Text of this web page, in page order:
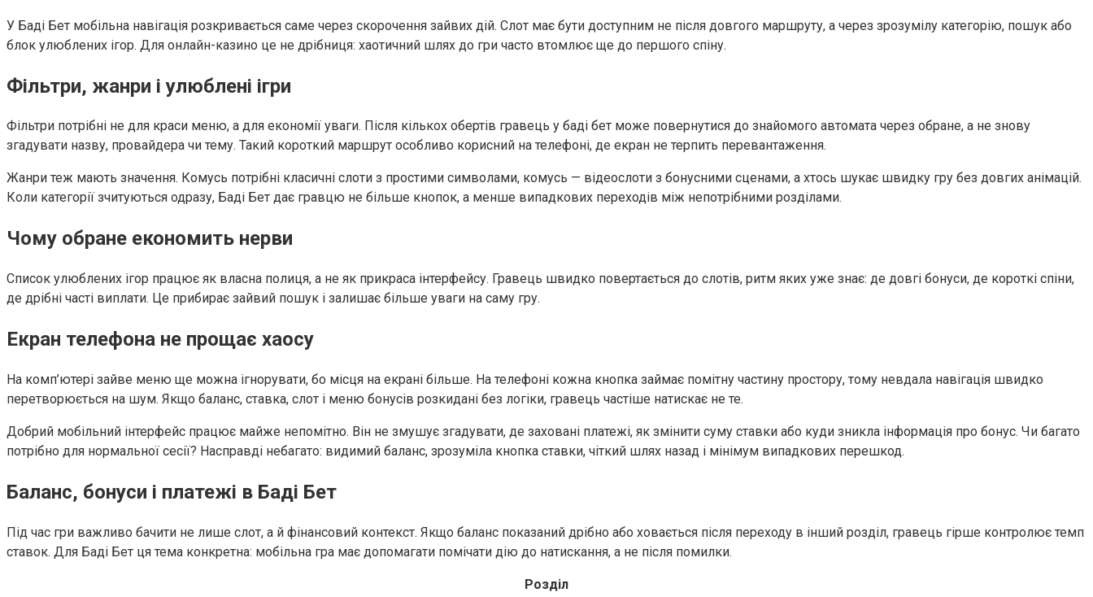
У Баді Бет мобільна навігація розкривається саме через скорочення зайвих дій. Слот має бути доступним не після довгого маршруту, а через зрозумілу категорію, пошук або
блок улюблених ігор. Для онлайн-казино це не дрібниця: хаотичний шлях до гри часто втомлює ще до першого спіну.
Фільтри, жанри і улюблені ігри
Фільтри потрібні не для краси меню, а для економії уваги. Після кількох обертів гравець у баді бет може повернутися до знайомого автомата через обране, а не знову
згадувати назву, провайдера чи тему. Такий короткий маршрут особливо корисний на телефоні, де екран не терпить перевантаження.
Жанри теж мають значення. Комусь потрібні класичні слоти з простими символами, комусь — відеослоти з бонусними сценами, а хтось шукає швидку гру без довгих анімацій.
Коли категорії зчитуються одразу, Баді Бет дає гравцю не більше кнопок, а менше випадкових переходів між непотрібними розділами.
Чому обране економить нерви
Список улюблених ігор працює як власна полиця, а не як прикраса інтерфейсу. Гравець швидко повертається до слотів, ритм яких уже знає: де довгі бонуси, де короткі спіни,
де дрібні часті виплати. Це прибирає зайвий пошук і залишає більше уваги на саму гру.
Екран телефона не прощає хаосу
На комп’ютері зайве меню ще можна ігнорувати, бо місця на екрані більше. На телефоні кожна кнопка займає помітну частину простору, тому невдала навігація швидко
перетворюється на шум. Якщо баланс, ставка, слот і меню бонусів розкидані без логіки, гравець частіше натискає не те.
Добрий мобільний інтерфейс працює майже непомітно. Він не змушує згадувати, де заховані платежі, як змінити суму ставки або куди зникла інформація про бонус. Чи багато
потрібно для нормальної сесії? Насправді небагато: видимий баланс, зрозуміла кнопка ставки, чіткий шлях назад і мінімум випадкових перешкод.
Баланс, бонуси і платежі в Баді Бет
Під час гри важливо бачити не лише слот, а й фінансовий контекст. Якщо баланс показаний дрібно або ховається після переходу в інший розділ, гравець гірше контролює темп
ставок. Для Баді Бет ця тема конкретна: мобільна гра має допомагати помічати дію до натискання, а не після помилки.
Розділ